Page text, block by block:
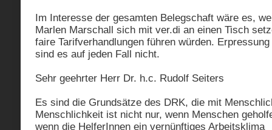
Im Interesse der gesamten Belegschaft wäre es,
Marlen Marschall sich mit ver.di an einen Tisch
faire Tarifverhandlungen führen würden.
sind es auf jeden Fall nicht.
Sehr geehrter Herr Dr. h.c. Rudolf Seiters
Es sind die Grundsätze des DRK, die mit
Menschlichkeit ist nicht nur, wenn Menschen
wenn die HelferInnen ein vernünftiges Arbeitsklima